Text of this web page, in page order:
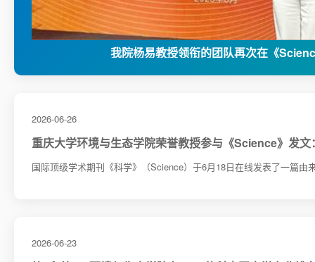
我院杨易教授领衔的团队再次在《
2026-06-26
重庆大学环境与生态学院荣誉教授参与《Science》发
国际顶级学术期刊《科学》（Science）于6月18日在线发表了一篇由
2026-06-23